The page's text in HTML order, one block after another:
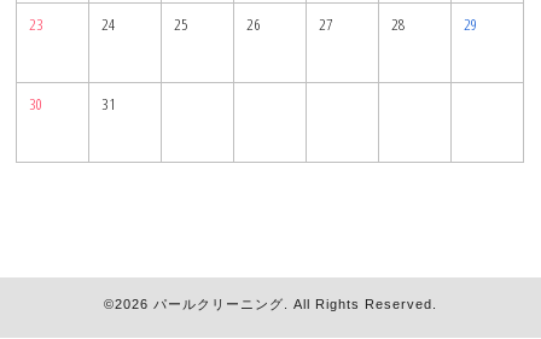
23 24 25 26 27 28 29
30 31
©2026 パールクリーニング . All Rights Reserved.